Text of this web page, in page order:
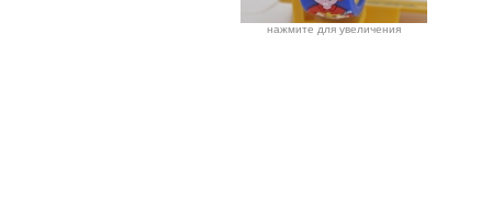
нажмите для увеличения